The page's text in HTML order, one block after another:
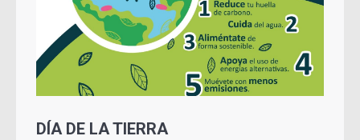
DÍA DE LA TIERRA